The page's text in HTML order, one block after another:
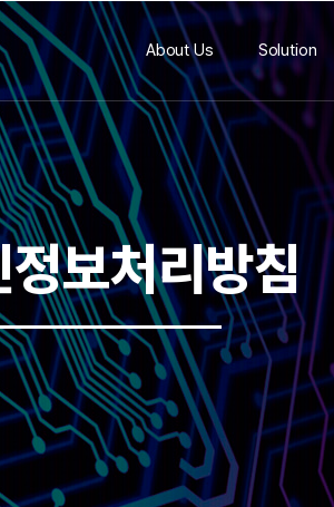
About Us Solution
정보처리방침